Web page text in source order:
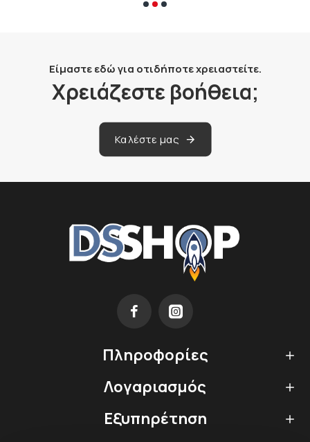
Είμαστε εδώ για οτιδήποτε χρειαστείτε.
Χρειάζεστε βοήθεια;
Καλέστε μας
Πληροφορίες
Λογαριασμός
Εξυπηρέτηση